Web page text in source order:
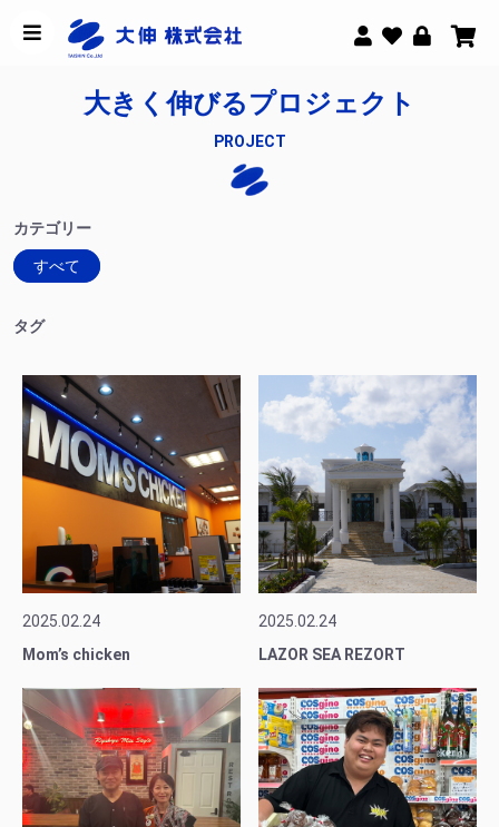
大きく伸びるプロジェクト
PROJECT
カテゴリー
すべて
タグ
2025.02.24
Mom’s chicken
2025.02.24
LAZOR SEA REZORT